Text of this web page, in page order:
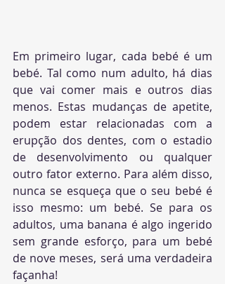
Em primeiro lugar, cada bebé é um
bebé. Tal como num adulto, há dias
que vai comer mais e outros dias
menos. Estas mudanças de apetite,
podem estar relacionadas com a
erupção dos dentes, com o estadio
de desenvolvimento ou qualquer
outro fator externo. Para além disso,
nunca se esqueça que o seu bebé é
isso mesmo: um bebé. Se para os
adultos, uma banana é algo ingerido
sem grande esforço, para um bebé
de nove meses, será uma verdadeira
façanha!